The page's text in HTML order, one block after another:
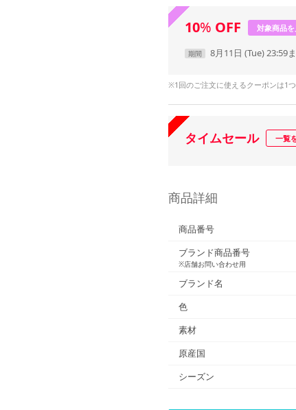
10% OFF 対象商品を
期間 8月11日 (Tue) 23:59
※1回のご注文に使えるクーポンは1
タイムセール 一覧
商品詳細
商品番号
ブランド商品番号
※店舗お問い合わせ用
ブランド名
色
素材
原産国
シーズン